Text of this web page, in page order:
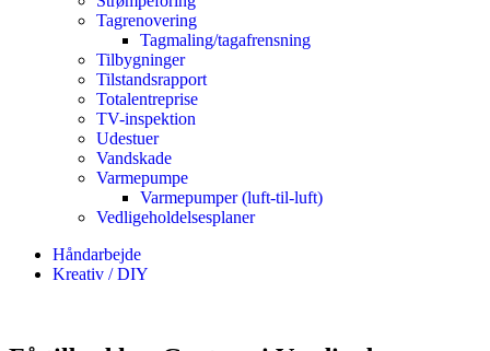
Tagrenovering
Tagmaling/tagafrensning
Tilbygninger
Tilstandsrapport
Totalentreprise
TV-inspektion
Udestuer
Vandskade
Varmepumpe
Varmepumper (luft-til-luft)
Vedligeholdelsesplaner
Håndarbejde
Kreativ / DIY